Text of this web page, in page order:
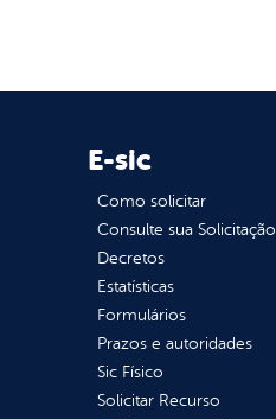
E-sic
Como solicitar
Consulte sua Solicitação
Decretos
Estatísticas
Formulários
Prazos e autoridades
Sic Físico
Solicitar Recurso